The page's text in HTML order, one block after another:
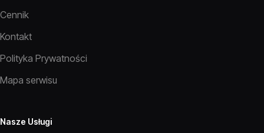
Cennik
Kontakt
Polityka Prywatności
Mapa serwisu
Nasze Usługi